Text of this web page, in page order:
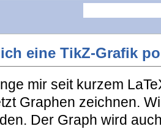
eine TikZ-Grafik
mir seit kurzem
Graphen zeichnen.
Der Graph wird